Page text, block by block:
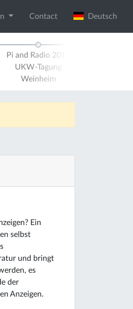
Contact Deutsch
Pi and Radio 2019
UKW-Tagung
Weinheim
Ein
selbst
und bringt
es
der
Anzeigen.